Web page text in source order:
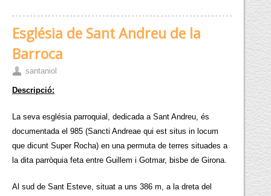
Església de Sant Andreu de la
Barroca
santaniol
Descripció:
La seva església parroquial, dedicada a Sant Andreu, és
documentada el 985 (Sancti Andreae qui est situs in locum
que dicunt Super Rocha) en una permuta de terres situades a
la dita parròquia feta entre Guillem i Gotmar, bisbe de Girona.
Al sud de Sant Esteve, situat a uns 386 m, a la dreta del